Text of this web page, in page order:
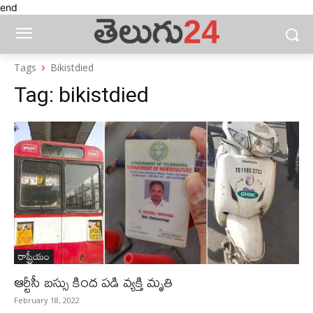
end
Tags Bikistdied
Tag: bikistdied
రాష్ట్రీయం
ఆర్టీసీ బస్సు కింద పడి వ్యక్తి మృతి
February 18, 2022